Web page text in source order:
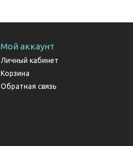
Мой аккаунт
Личный кабинет
Корзина
Обратная связь